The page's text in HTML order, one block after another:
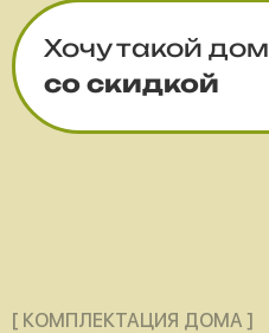
Хочу такой дом
со скидкой
[ КОМПЛЕКТАЦИЯ ДОМА ]